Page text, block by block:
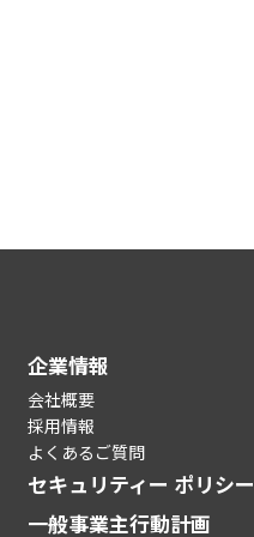
企業情報
会社概要
採用情報
よくあるご質問
セキュリティー ポリシー
一般事業主行動計画